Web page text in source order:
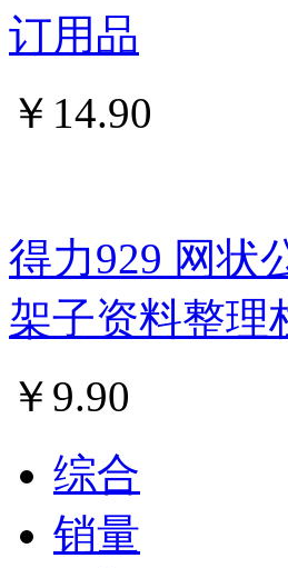
订用品
￥ 14.90
得力929 网状
架子资料整理
￥ 9.90
综合
销量